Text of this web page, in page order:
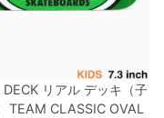
DECK リアル デッキ（子
TEAM CLASSIC OVAL